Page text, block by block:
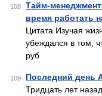
108
Тайм-менеджмент
время работать
Цитата Изучая
убеждался в том,
руб
109 Последний день
Тридцать лет